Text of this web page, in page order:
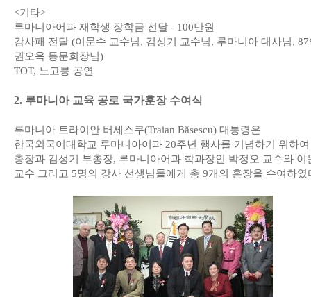
<기타>
루마니아어과 재학생 장학금 전달 - 100만원
감사패 전달 (이문수 교수님, 김성기 교수님, 루마니아 대사님,
권오욱 동문회장님)
TOT, 노고봉 공연
2. 루마니아 교육 공로 국가훈장 수여식
루마니아 트라이안 버세스쿠(Traian Băsescu) 대통령은
한국외국어대학교 루마니아어과 20주년 행사를 기념하기 위하
총장과 김성기 부총장, 루마니아어과 학과장인 박정오 교수와 이
교수 그리고 5명의 강사 선생님들에게 총 9개의 훈장을 수여하였